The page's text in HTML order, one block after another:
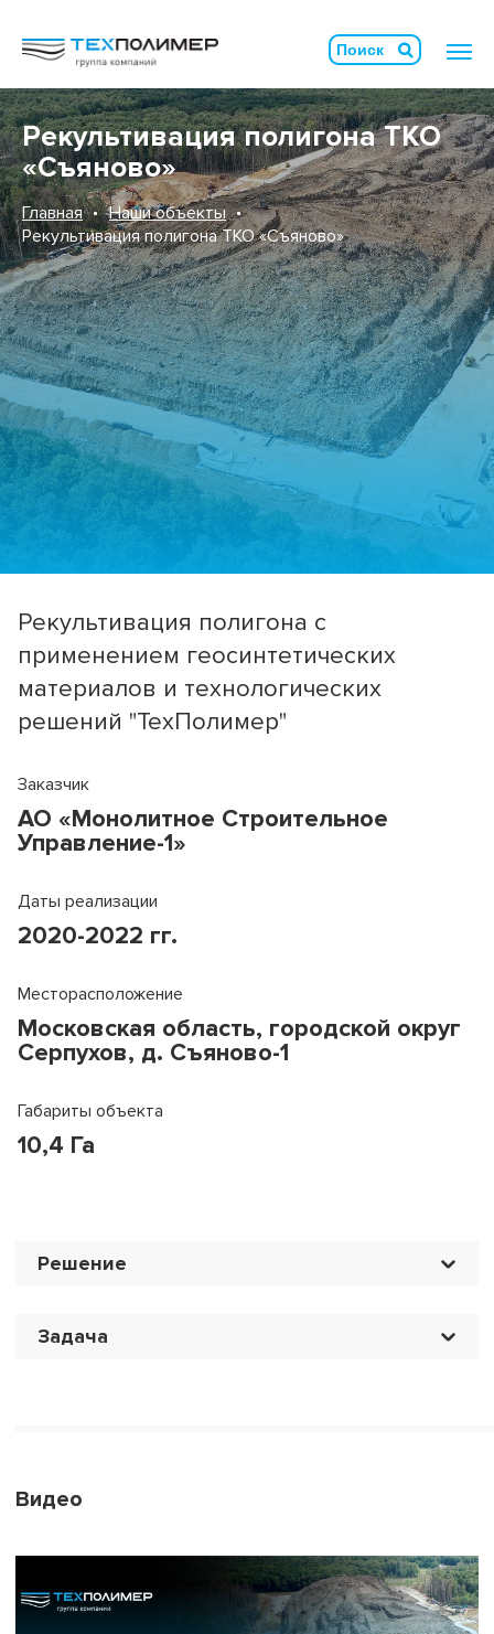
Рекультивация полигона ТКО
«Съяново»
Главная
Наши объекты
Рекультивация полигона ТКО «Съяново»
Рекультивация полигона с
применением геосинтетических
материалов и технологических
решений "ТехПолимер"
Заказчик
АО «Монолитное Строительное
Управление-1»
Даты реализации
2020-2022 гг.
Месторасположение
Московская область, городской округ
Серпухов, д. Съяново-1
Габариты объекта
10,4 Га
Решение
Задача
Видео